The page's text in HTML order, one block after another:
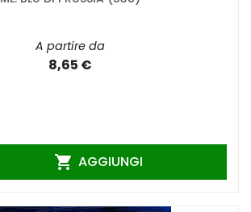
A partire da
8,65 €
 AGGIUNGI